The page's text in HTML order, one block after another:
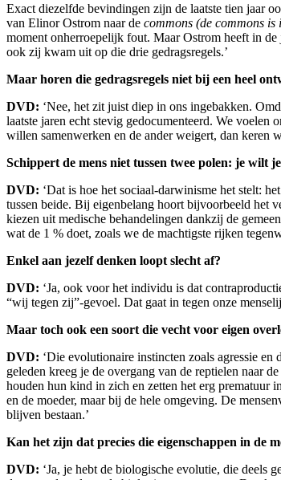
Exact diezelfde bevindingen zijn de laatste tien jaar
van Elinor Ostrom naar de commons (de commons is
moment onherroepelijk fout. Maar Ostrom heeft in de
ook zij kwam uit op die drie gedragsregels.’
Maar horen die gedragsregels niet bij een heel
DVD: ‘Nee, het zit juist diep in ons ingebakken.
laatste jaren echt stevig gedocumenteerd. We
willen samenwerken en de ander weigert, dan keren
Schippert de mens niet tussen twee polen: je wilt
DVD: ‘Dat is hoe het sociaal-darwinisme het stelt:
tussen beide. Bij eigenbelang hoort bijvoorbeeld het
kiezen uit medische behandelingen dankzij de
wat de 1 % doet, zoals we de machtigste rijken
Enkel aan jezelf denken loopt slecht af?
DVD: ‘Ja, ook voor het individu is dat
“wij tegen zij”-gevoel. Dat gaat in tegen onze
Maar toch ook een soort die vecht voor eigen
DVD: ‘Die evolutionaire instincten zoals agressie
geleden kreeg je de overgang van de reptielen naar
houden hun kind in zich en zetten het erg prematuur
en de moeder, maar bij de hele omgeving. De
blijven bestaan.’
Kan het zijn dat precies die eigenschappen in de
DVD: ‘Ja, je hebt de biologische evolutie, die deels